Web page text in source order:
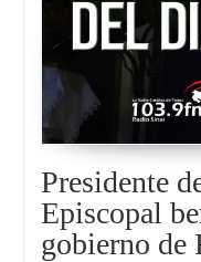
Presidente
Episcopal
gobierno de